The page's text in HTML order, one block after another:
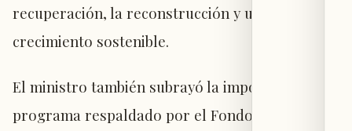
recuperación, la reconstrucción y un
crecimiento sostenible.
El ministro también subrayó la importancia del
programa respaldado por el Fondo Monetario